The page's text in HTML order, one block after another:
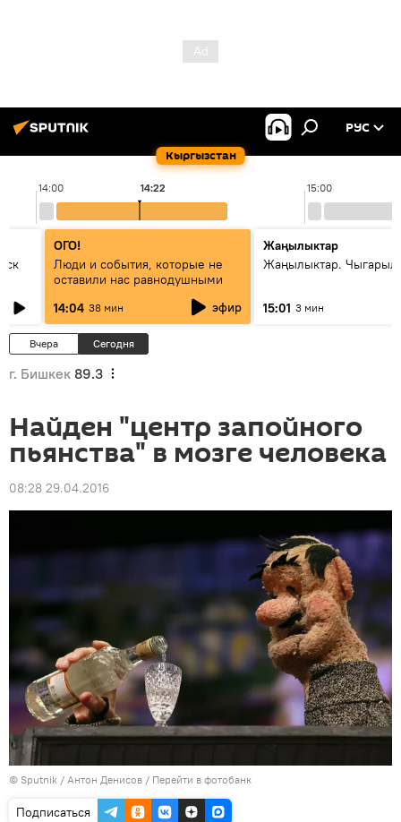
Кыргызстан
РУС
14:00 15:00
14:22
ОГО!
Люди и события, которые не
оставили нас равнодушными
14:04 38 мин эфир
Жаңылыктар
Жаңылыктар.
15:01 3 мин
Вчера Сегодня
г. Бишкек 89.3
Найден "центр запойного
пьянства" в мозге человека
08:28 29.04.2016
© Sputnik / Антон Денисов / Перейти в фотобанк
Подписаться